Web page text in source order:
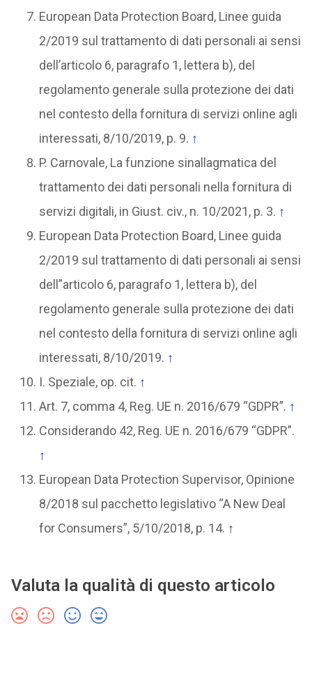
European Data Protection Board, Linee guida
2/2019 sul trattamento di dati personali ai sensi
dell’articolo 6, paragrafo 1, lettera b), del
regolamento generale sulla protezione dei dati
nel contesto della fornitura di servizi online agli
interessati, 8/10/2019, p. 9. ↑
P. Carnovale, La funzione sinallagmatica del
trattamento dei dati personali nella fornitura di
servizi digitali, in Giust. civ., n. 10/2021, p. 3. ↑
European Data Protection Board, Linee guida
2/2019 sul trattamento di dati personali ai sensi
dell”articolo 6, paragrafo 1, lettera b), del
regolamento generale sulla protezione dei dati
nel contesto della fornitura di servizi online agli
interessati, 8/10/2019. ↑
I. Speziale, op. cit. ↑
Art. 7, comma 4, Reg. UE n. 2016/679 “GDPR”. ↑
Considerando 42, Reg. UE n. 2016/679 “GDPR”.
↑
European Data Protection Supervisor, Opinione
8/2018 sul pacchetto legislativo “A New Deal
for Consumers”, 5/10/2018, p. 14. ↑
Valuta la qualità di questo articolo